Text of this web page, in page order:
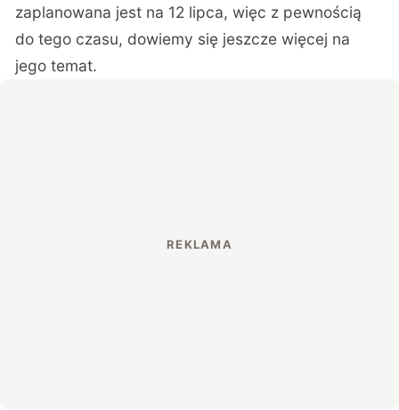
zaplanowana jest na 12 lipca, więc z pewnością
do tego czasu, dowiemy się jeszcze więcej na
jego temat.